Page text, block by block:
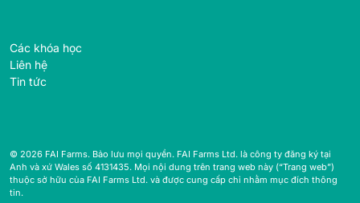
Các khóa học
Liên hệ
Tin tức
© 2026 FAI Farms. Bảo lưu mọi quyền. FAI Farms Ltd. là công ty đăng ký tại
Anh và xứ Wales số 4131435. Mọi nội dung trên trang web này (“Trang web”)
thuộc sở hữu của FAI Farms Ltd. và được cung cấp chỉ nhằm mục đích thông
tin.